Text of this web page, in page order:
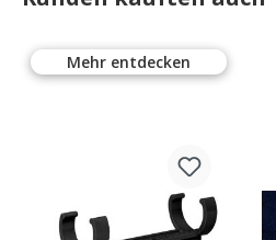
Mehr entdecken